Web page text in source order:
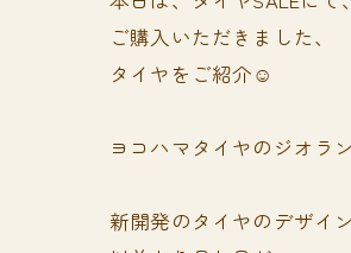
ご購入いただきました、
タイヤをご紹介☺️
ヨコハマタイヤのジオラ
新開発のタイヤのデザイ